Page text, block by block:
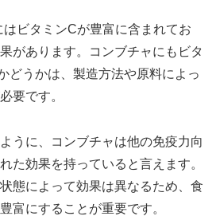
ビタミンCが豊富に含まれてお
があります。コンブチャにもビタ
どうかは、製造方法や原料によっ
要です。
うに、コンブチャは他の免疫力向
た効果を持っていると言えます。
態によって効果は異なるため、食
富にすることが重要です。